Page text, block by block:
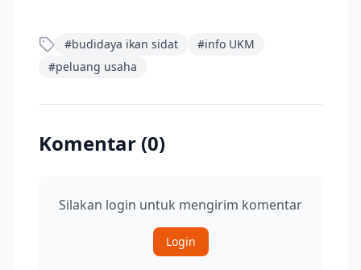
#budidaya ikan sidat #info UKM
#peluang usaha
Komentar (0)
Silakan login untuk mengirim komentar
Login